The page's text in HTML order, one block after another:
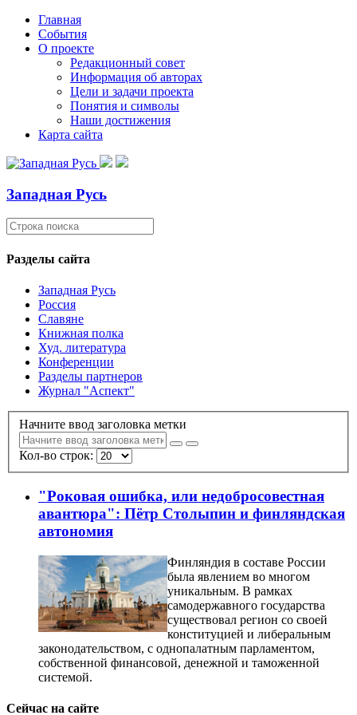
Главная
События
О проекте
Редакционный совет
Информация об авторах
Цели и задачи проекта
Понятия и символы
Наши достижения
Карта сайта
Западная Русь
Разделы сайта
Западная Русь
Россия
Славяне
Книжная полка
Худ. литература
Конференции
Разделы партнеров
Журнал "Аспект"
Начните ввод заголовка метки
Кол-во строк:
"Роковая ошибка, или недобросовестная
авантюра": Пётр Столыпин и финляндская
автономия
Финляндия в составе России
была явлением во многом
уникальным. В рамках
самодержавного государства
существовал регион со своей
конституцией и либеральным
законодательством, с однопалатным парламентом,
собственной финансовой, денежной и таможенной
системой.
Сейчас на сайте